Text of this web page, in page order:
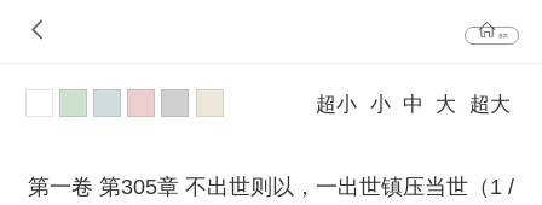
首页
超小 小 中 大 超大
第一卷 第305章 不出世则以，一出世镇压当世（1 /